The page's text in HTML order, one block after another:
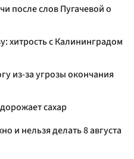
после слов Пугачевой о
хитрость с Калининградом
из-за угрозы окончания
сахар
и нельзя делать 8 августа